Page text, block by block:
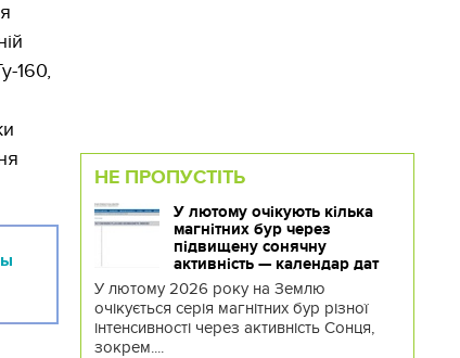
160,
НЕ ПРОПУСТІТЬ
У лютому очікують кілька
магнітних бур через
підвищену сонячну
активність — календар дат
У лютому 2026 року на Землю
очікується серія магнітних бур різної
інтенсивності через активність Сонця,
зокрем....